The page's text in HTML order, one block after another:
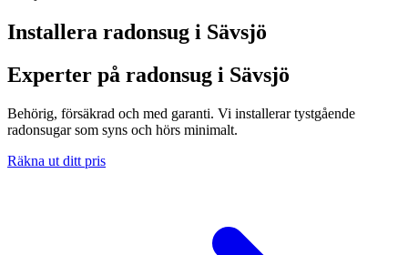
Installera radonsug i Sävsjö
Experter på radonsug i Sävsjö
Behörig, försäkrad och med garanti. Vi installerar tystgående
radonsugar som syns och hörs minimalt.
Räkna ut ditt pris